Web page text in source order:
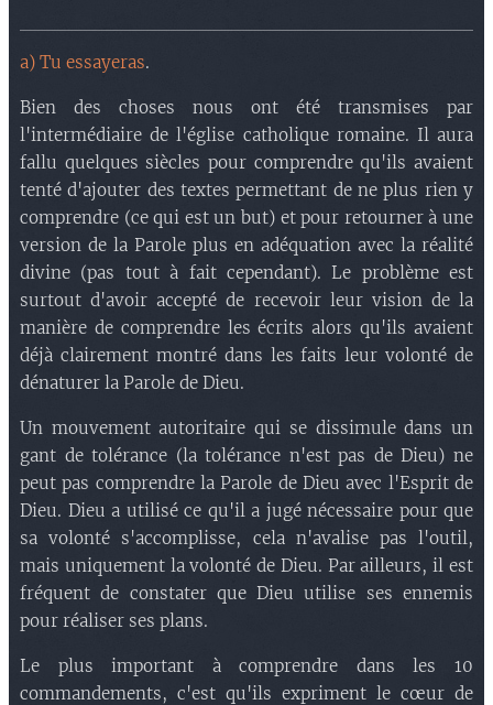
a) Tu essayeras.
Bien des choses nous ont été transmises par
l'intermédiaire de l'église catholique romaine. Il aura
fallu quelques siècles pour comprendre qu'ils avaient
tenté d'ajouter des textes permettant de ne plus rien y
comprendre (ce qui est un but) et pour retourner à une
version de la Parole plus en adéquation avec la réalité
divine (pas tout à fait cependant). Le problème est
surtout d'avoir accepté de recevoir leur vision de la
manière de comprendre les écrits alors qu'ils avaient
déjà clairement montré dans les faits leur volonté de
dénaturer la Parole de Dieu.
Un mouvement autoritaire qui se dissimule dans un
gant de tolérance (la tolérance n'est pas de Dieu) ne
peut pas comprendre la Parole de Dieu avec l'Esprit de
Dieu. Dieu a utilisé ce qu'il a jugé nécessaire pour que
sa volonté s'accomplisse, cela n'avalise pas l'outil,
mais uniquement la volonté de Dieu. Par ailleurs, il est
fréquent de constater que Dieu utilise ses ennemis
pour réaliser ses plans.
Le plus important à comprendre dans les 10
commandements, c'est qu'ils expriment le cœur de